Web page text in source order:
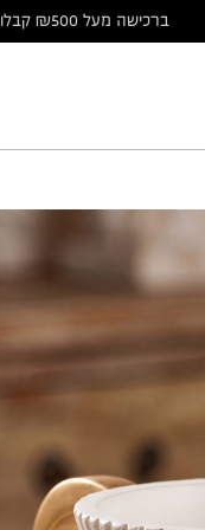
ברכישה מעל ₪500 קבלו משלוח עד הבית ב₪19